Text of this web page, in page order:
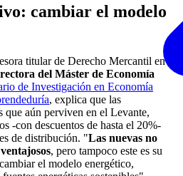
cambiar el modelo
titular de Derecho Mercantil en la
del Máster de Economía
de Investigación en Economía
, explica que las
que aún perviven en el Levante,
-con descuentos de hasta el 20%-
de distribución. "Las nuevas no
, pero tampoco este es su
el modelo energético,